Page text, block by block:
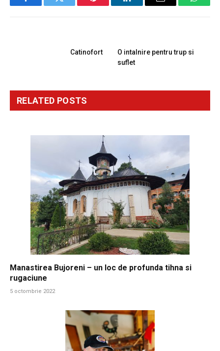
FacebookTwitter Pinterest LinkedInEmail
Catinofort
O intalnire pentru trup si
suflet
RELATED POSTS
Manastirea Bujoreni – un loc de profunda tihna si
rugaciune
5 octombrie 2022